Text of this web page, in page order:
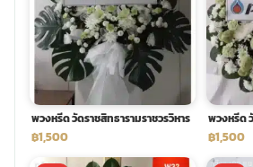
พวงดอกไม้งานศพ
tpdecorate ปูพื้น
พวงหรีด วัดราชสิทธารามราชวรวิหาร
฿1,500
พวงหรีด
฿1,500